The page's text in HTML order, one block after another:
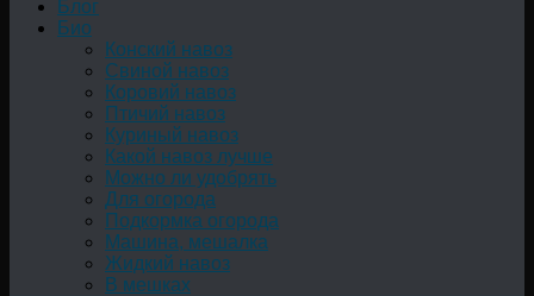
Блог
Био
Конский навоз
Свиной навоз
Коровий навоз
Птичий навоз
Куриный навоз
Какой навоз лучше
Можно ли удобрять
Для огорода
Подкормка огорода
Машина, мешалка
Жидкий навоз
В мешках